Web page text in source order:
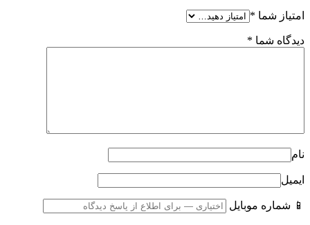
امتیاز شما *
دیدگاه شما *
نام
ایمیل
📱 شماره موبایل